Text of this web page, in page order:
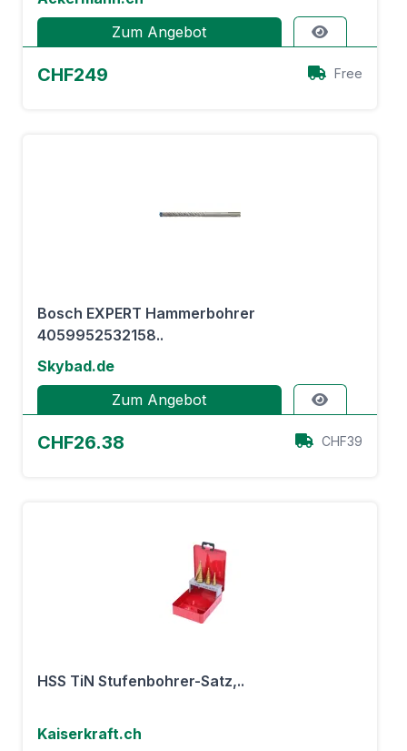
Zum Angebot
CHF249 Free
Bosch EXPERT Hammerbohrer
4059952532158..
Skybad.de
Zum Angebot
CHF26.38 CHF39
HSS TiN Stufenbohrer-Satz,..
Kaiserkraft.ch